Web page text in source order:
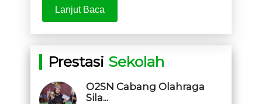
Lanjut Baca
Prestasi Sekolah
O2SN Cabang Olahraga
Sila...